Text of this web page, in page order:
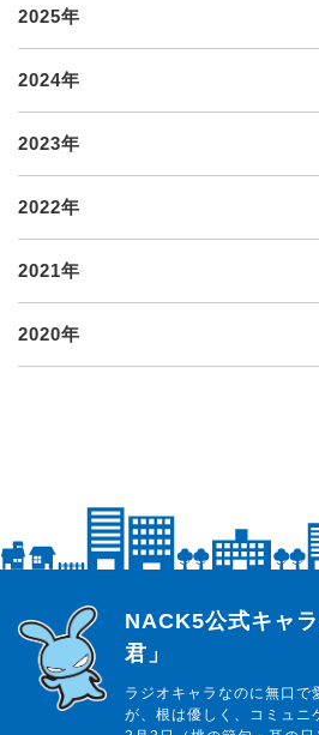
2025年
2024年
2023年
2022年
2021年
2020年
らじっと君
NACK5公式キャ
君」
ラジオキャラなのに無口で
が、根は優しく、コミュニ